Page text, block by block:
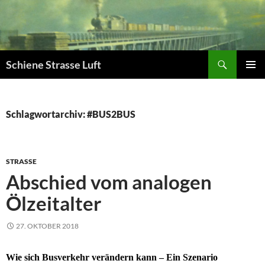
springen
Schiene Strasse Luft
Schlagwortarchiv: #BUS2BUS
STRASSE
Abschied vom analogen
Ölzeitalter
27. OKTOBER 2018
Wie sich Busverkehr verändern kann – Ein Szenario